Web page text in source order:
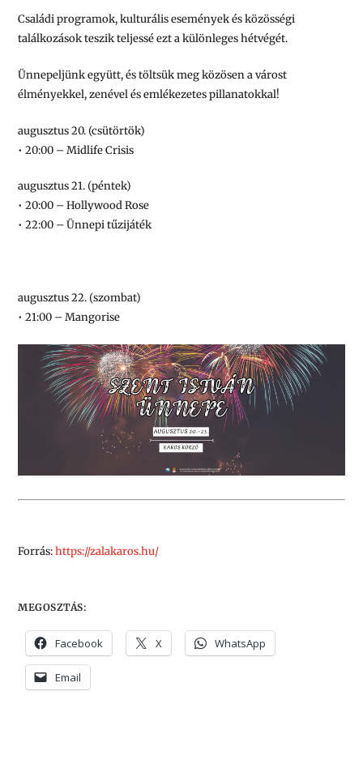
Családi programok, kulturális események és közösségi
találkozások teszik teljessé ezt a különleges hétvégét.
Ünnepeljünk együtt, és töltsük meg közösen a várost
élményekkel, zenével és emlékezetes pillanatokkal!
augusztus 20. (csütörtök)
• 20:00 – Midlife Crisis
augusztus 21. (péntek)
• 20:00 – Hollywood Rose
• 22:00 – Ünnepi tűzijáték
augusztus 22. (szombat)
• 21:00 – Mangorise
Forrás:https://zalakaros.hu/
MEGOSZTÁS:
Facebook X WhatsApp
Email